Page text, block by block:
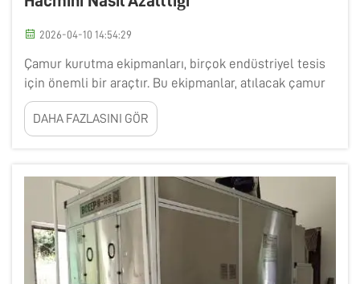
2026-04-10 14:54:29
Çamur kurutma ekipmanları, birçok endüstriyel tesis
için önemli bir araçtır. Bu ekipmanlar, atılacak çamur
miktarını azaltarak atıkları akıllıca bertaraf etmeye
yardımcı olur. Çamur, çeşitli süreçlerden kaynaklanan
kalın, çamurlu atıktır...
DAHA FAZLASINI GÖR